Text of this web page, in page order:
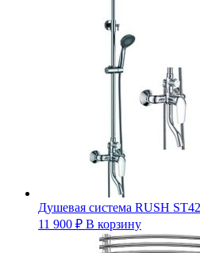
Душевая система RUSH
11 900 ₽ В корзину